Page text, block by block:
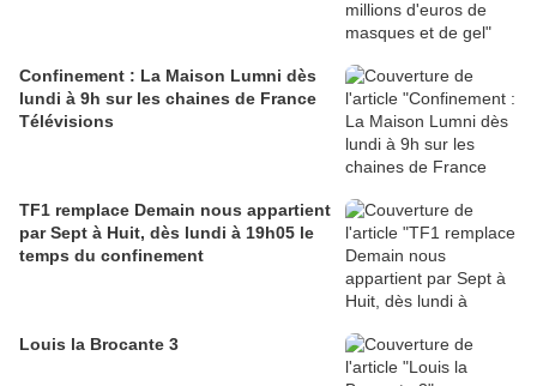
Confinement : La Maison Lumni dès
lundi à 9h sur les chaines de France
Télévisions
TF1 remplace Demain nous appartient
par Sept à Huit, dès lundi à 19h05 le
temps du confinement
Louis la Brocante 3